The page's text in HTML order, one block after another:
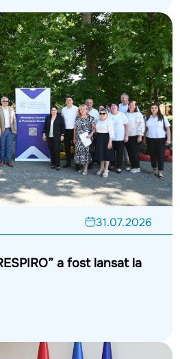
31.07.2026
a fost lansat la